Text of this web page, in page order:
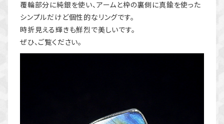
覆輪部分に純銀を使い、アームと枠の裏側に真鍮を使った
シンプルだけど個性的なリングです。
時折見える輝きも鮮烈で美しいです。
ぜひ、ご覧ください。